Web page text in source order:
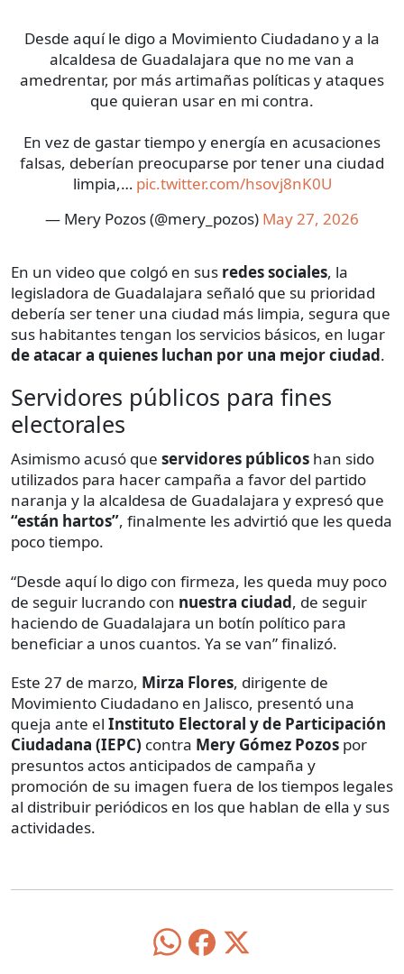
Desde aquí le digo a Movimiento Ciudadano y a la
alcaldesa de Guadalajara que no me van a
amedrentar, por más artimañas políticas y ataques
que quieran usar en mi contra.
En vez de gastar tiempo y energía en acusaciones
falsas, deberían preocuparse por tener una ciudad
limpia,… pic.twitter.com/hsovj8nK0U
— Mery Pozos (@mery_pozos) May 27, 2026
En un video que colgó en sus redes sociales, la
legisladora de Guadalajara señaló que su prioridad
debería ser tener una ciudad más limpia, segura que
sus habitantes tengan los servicios básicos, en lugar
de atacar a quienes luchan por una mejor ciudad.
Servidores públicos para fines
electorales
Asimismo acusó que servidores públicos han sido
utilizados para hacer campaña a favor del partido
naranja y la alcaldesa de Guadalajara y expresó que
“están hartos”, finalmente les advirtió que les queda
poco tiempo.
“Desde aquí lo digo con firmeza, les queda muy poco
de seguir lucrando con nuestra ciudad, de seguir
haciendo de Guadalajara un botín político para
beneficiar a unos cuantos. Ya se van” finalizó.
Este 27 de marzo, Mirza Flores, dirigente de
Movimiento Ciudadano en Jalisco, presentó una
queja ante el Instituto Electoral y de Participación
Ciudadana (IEPC) contra Mery Gómez Pozos por
presuntos actos anticipados de campaña y
promoción de su imagen fuera de los tiempos legales
al distribuir periódicos en los que hablan de ella y sus
actividades.